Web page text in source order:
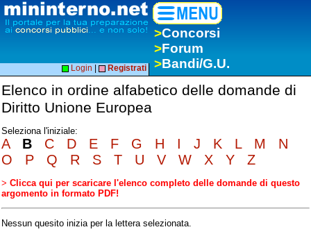
>Concorsi
>Forum
>Bandi/G.U.
Login Registrati
Elenco in ordine alfabetico delle domande di
Diritto Unione Europea
Seleziona l'iniziale:
A B C D E F G H I J K L M
N
O
P Q R S T U V W X Y Z
> Clicca qui per scaricare l'elenco completo delle domande di questo
argomento in formato PDF!
Nessun quesito inizia per la lettera selezionata.